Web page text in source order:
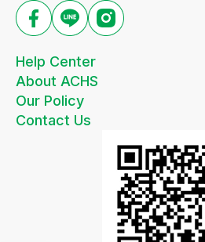
Help Center
About ACHS
Our Policy
Contact Us